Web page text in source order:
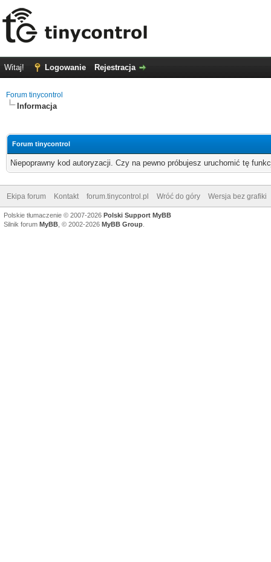
Witaj! Logowanie Rejestracja
Forum tinycontrol
Informacja
Forum tinycontrol
Niepoprawny kod autoryzacji. Czy na pewno próbujesz uruchomić tę
Ekipa forum Kontakt forum.tinycontrol.pl Wróć do góry Wersja bez grafiki
Polskie tłumaczenie © 2007-2026 Polski Support MyBB
Silnik forum MyBB , © 2002-2026 MyBB Group